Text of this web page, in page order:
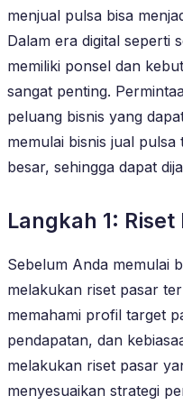
menjual pulsa bisa
Dalam era digital seperti
memiliki ponsel dan
sangat penting.
peluang bisnis yang
memulai bisnis jual
besar, sehingga dapat
Langkah 1: Riset
Sebelum Anda memulai
melakukan riset pasar
memahami profil target
pendapatan, dan
melakukan riset pasar
menyesuaikan strategi